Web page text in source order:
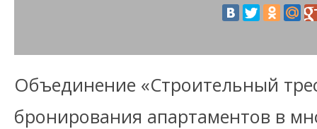
Объединение «Строительный
бронирования апартаментов в